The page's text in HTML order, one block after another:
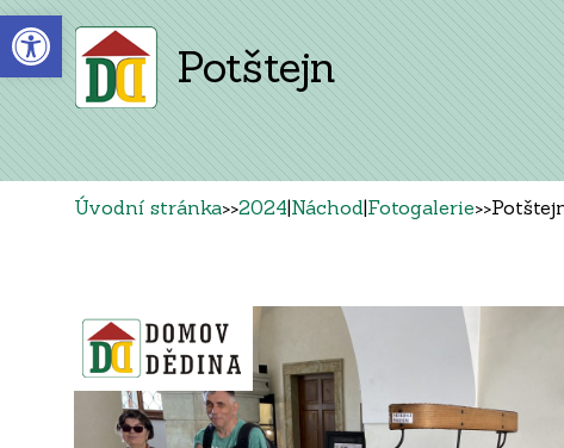
Open toolbar
Potštejn
Úvodní stránka>>2024|Náchod|Fotogalerie>>